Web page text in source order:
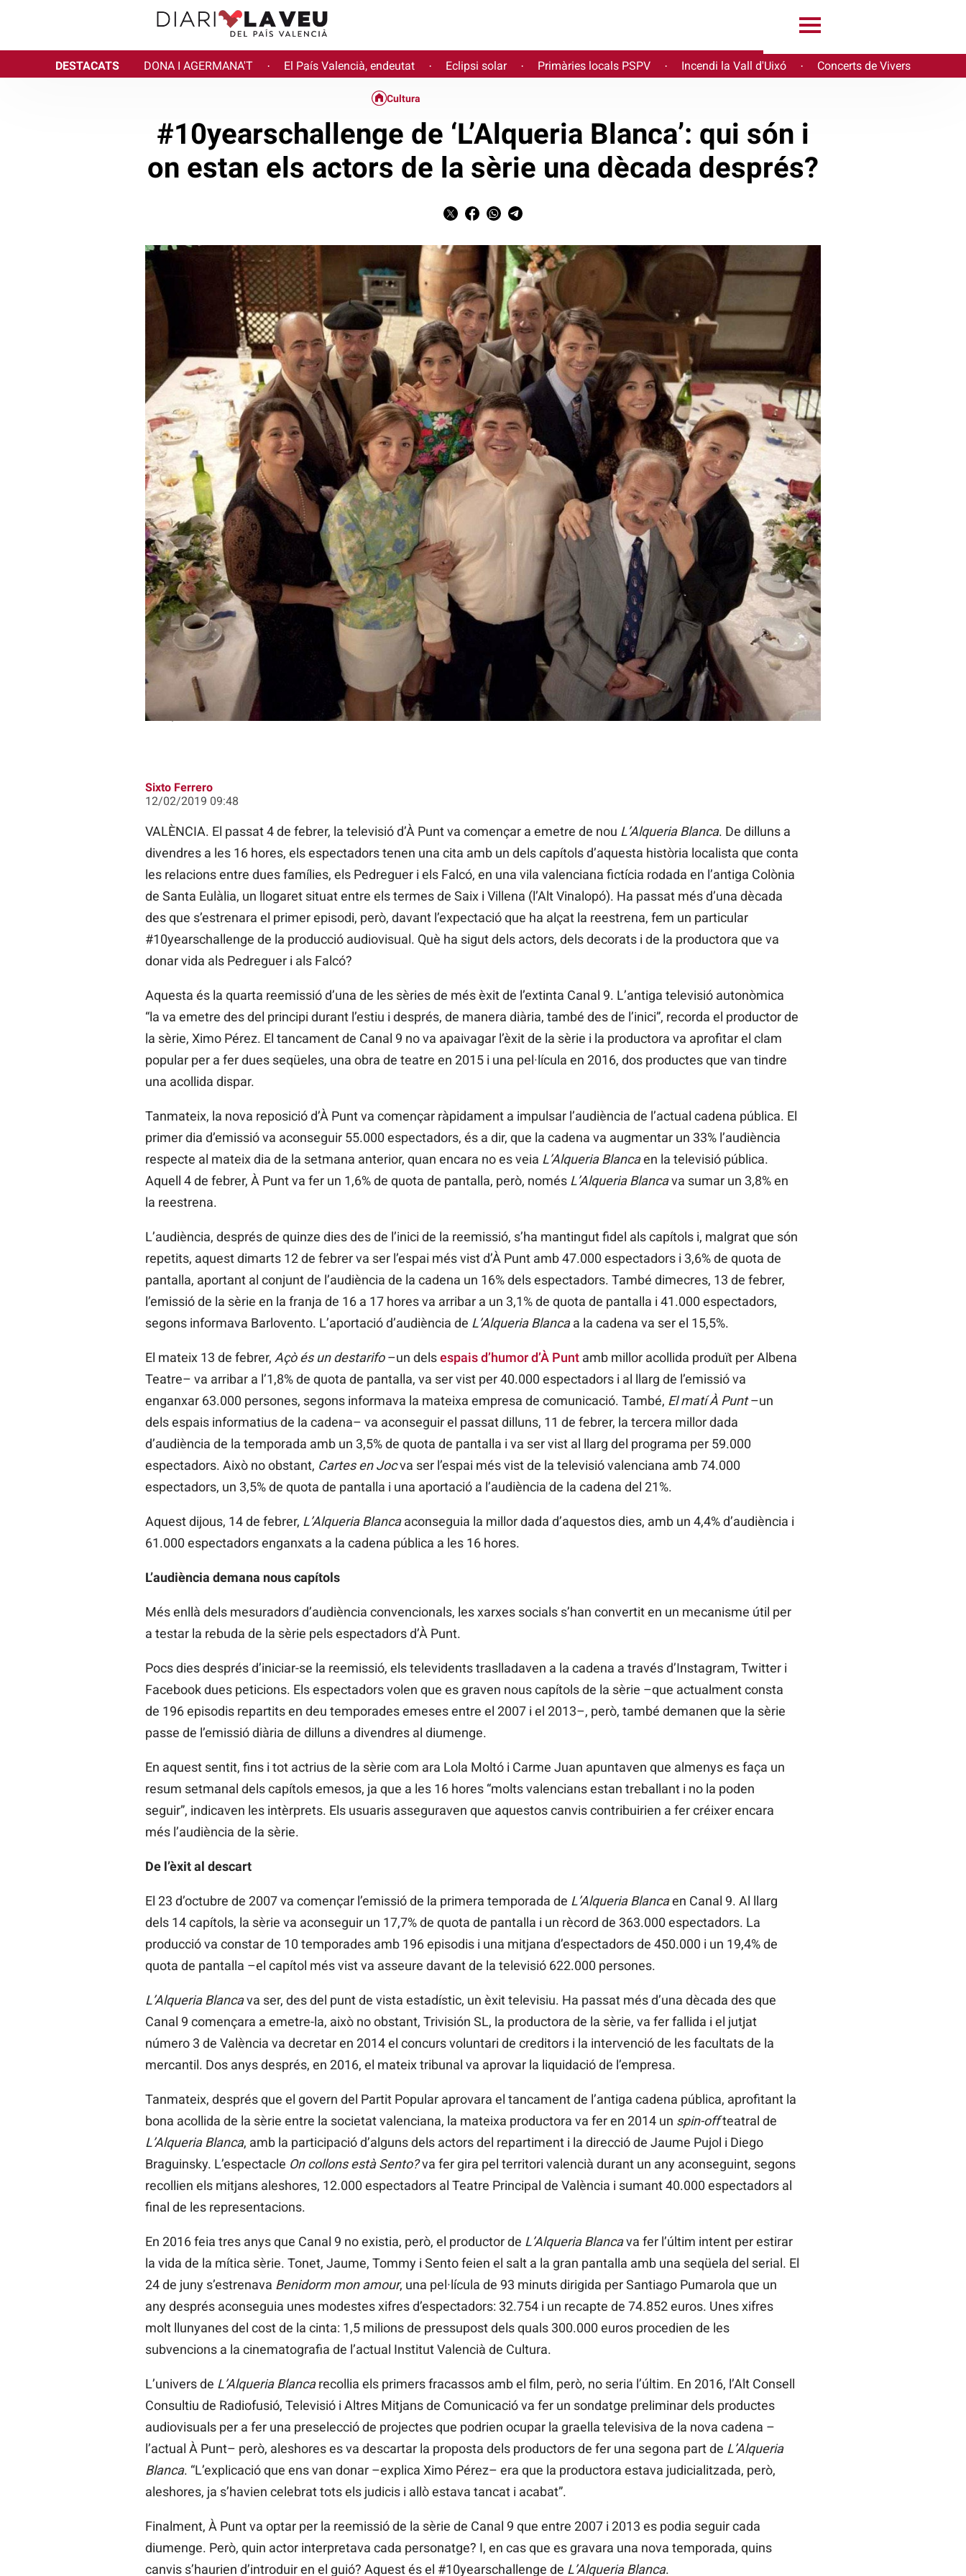
DESTACATS DONA I AGERMANA'T · El País Valencià, endeutat · Eclipsi solar · Primàries locals PSPV · Incendi la Vall d'Uixó · Concerts de Vivers
Els decorats exteriors de la sèrie s'han convertit en ruïnes i alguns actors treballen en l'actual cadena pública en altres produccions. /
L'ALQUERIA BLANCA
Cultura
#10yearschallenge de ‘L’Alqueria Blanca’: qui són i
on estan els actors de la sèrie una dècada després?
Sixto Ferrero
12/02/2019 09:48
VALÈNCIA. El passat 4 de febrer, la televisió d’À Punt va començar a emetre de nou L’Alqueria Blanca. De dilluns a
divendres a les 16 hores, els espectadors tenen una cita amb un dels capítols d’aquesta història localista que conta
les relacions entre dues famílies, els Pedreguer i els Falcó, en una vila valenciana fictícia rodada en l’antiga Colònia
de Santa Eulàlia, un llogaret situat entre els termes de Saix i Villena (l’Alt Vinalopó). Ha passat més d’una dècada
des que s’estrenara el primer episodi, però, davant l’expectació que ha alçat la reestrena, fem un particular
#10yearschallenge de la producció audiovisual. Què ha sigut dels actors, dels decorats i de la productora que va
donar vida als Pedreguer i als Falcó?
Aquesta és la quarta reemissió d’una de les sèries de més èxit de l’extinta Canal 9. L’antiga televisió autonòmica
“la va emetre des del principi durant l’estiu i després, de manera diària, també des de l’inici”, recorda el productor de
la sèrie, Ximo Pérez. El tancament de Canal 9 no va apaivagar l’èxit de la sèrie i la productora va aprofitar el clam
popular per a fer dues seqüeles, una obra de teatre en 2015 i una pel·lícula en 2016, dos productes que van tindre
una acollida dispar.
Tanmateix, la nova reposició d’À Punt va començar ràpidament a impulsar l’audiència de l’actual cadena pública. El
primer dia d’emissió va aconseguir 55.000 espectadors, és a dir, que la cadena va augmentar un 33% l’audiència
respecte al mateix dia de la setmana anterior, quan encara no es veia L’Alqueria Blancaen la televisió pública.
Aquell 4 de febrer, À Punt va fer un 1,6% de quota de pantalla, però, només L’Alqueria Blancava sumar un 3,8% en
la reestrena.
L’audiència, després de quinze dies des de l’inici de la reemissió, s’ha mantingut fidel als capítols i, malgrat que són
repetits, aquest dimarts 12 de febrer va ser l’espai més vist d’À Punt amb 47.000 espectadors i 3,6% de quota de
pantalla, aportant al conjunt de l’audiència de la cadena un 16% dels espectadors. També dimecres, 13 de febrer,
l’emissió de la sèrie en la franja de 16 a 17 hores va arribar a un 3,1% de quota de pantalla i 41.000 espectadors,
segons informava Barlovento. L’aportació d’audiència de L’Alqueria Blancaa la cadena va ser el 15,5%.
El mateix 13 de febrer, Açò és un destarifo–un delsespais d’humor d’À Puntamb millor acollida produït per Albena
Teatre– va arribar a l’1,8% de quota de pantalla, va ser vist per 40.000 espectadors i al llarg de l’emissió va
enganxar 63.000 persones, segons informava la mateixa empresa de comunicació. També, El matí À Punt–un
dels espais informatius de la cadena– va aconseguir el passat dilluns, 11 de febrer, la tercera millor dada
d’audiència de la temporada amb un 3,5% de quota de pantalla i va ser vist al llarg del programa per 59.000
espectadors. Això no obstant, Cartes en Jocva ser l’espai més vist de la televisió valenciana amb 74.000
espectadors, un 3,5% de quota de pantalla i una aportació a l’audiència de la cadena del 21%.
Aquest dijous, 14 de febrer, L’Alqueria Blancaaconseguia la millor dada d’aquestos dies, amb un 4,4% d’audiència i
61.000 espectadors enganxats a la cadena pública a les 16 hores.
L’audiència demana nous capítols
Més enllà dels mesuradors d’audiència convencionals, les xarxes socials s’han convertit en un mecanisme útil per
a testar la rebuda de la sèrie pels espectadors d’À Punt.
Pocs dies després d’iniciar-se la reemissió, els televidents traslladaven a la cadena a través d’Instagram, Twitter i
Facebook dues peticions. Els espectadors volen que es graven nous capítols de la sèrie –que actualment consta
de 196 episodis repartits en deu temporades emeses entre el 2007 i el 2013–, però, també demanen que la sèrie
passe de l’emissió diària de dilluns a divendres al diumenge.
En aquest sentit, fins i tot actrius de la sèrie com ara Lola Moltó i Carme Juan apuntaven que almenys es faça un
resum setmanal dels capítols emesos, ja que a les 16 hores “molts valencians estan treballant i no la poden
seguir”, indicaven les intèrprets. Els usuaris asseguraven que aquestos canvis contribuirien a fer créixer encara
més l’audiència de la sèrie.
De l’èxit al descart
El 23 d’octubre de 2007 va començar l’emissió de la primera temporada de L’Alqueria Blancaen Canal 9. Al llarg
dels 14 capítols, la sèrie va aconseguir un 17,7% de quota de pantalla i un rècord de 363.000 espectadors. La
producció va constar de 10 temporades amb 196 episodis i una mitjana d’espectadors de 450.000 i un 19,4% de
quota de pantalla –el capítol més vist va asseure davant de la televisió 622.000 persones.
L’Alqueria Blancava ser, des del punt de vista estadístic, un èxit televisiu. Ha passat més d’una dècada des que
Canal 9 començara a emetre-la, això no obstant, Trivisión SL, la productora de la sèrie, va fer fallida i el jutjat
número 3 de València va decretar en 2014 el concurs voluntari de creditors i la intervenció de les facultats de la
mercantil. Dos anys després, en 2016, el mateix tribunal va aprovar la liquidació de l’empresa.
Tanmateix, després que el govern del Partit Popular aprovara el tancament de l’antiga cadena pública, aprofitant la
bona acollida de la sèrie entre la societat valenciana, la mateixa productora va fer en 2014 un spin-offteatral de
L’Alqueria Blanca, amb la participació d’alguns dels actors del repartiment i la direcció de Jaume Pujol i Diego
Braguinsky. L’espectacle On collons està Sento?va fer gira pel territori valencià durant un any aconseguint, segons
recollien els mitjans aleshores, 12.000 espectadors al Teatre Principal de València i sumant 40.000 espectadors al
final de les representacions.
En 2016 feia tres anys que Canal 9 no existia, però, el productor de L’Alqueria Blancava fer l’últim intent per estirar
la vida de la mítica sèrie. Tonet, Jaume, Tommy i Sento feien el salt a la gran pantalla amb una seqüela del serial. El
24 de juny s’estrenava Benidorm mon amour, una pel·lícula de 93 minuts dirigida per Santiago Pumarola que un
any després aconseguia unes modestes xifres d’espectadors: 32.754 i un recapte de 74.852 euros. Unes xifres
molt llunyanes del cost de la cinta: 1,5 milions de pressupost dels quals 300.000 euros procedien de les
subvencions a la cinematografia de l’actual Institut Valencià de Cultura.
L’univers de L’Alqueria Blancarecollia els primers fracassos amb el film, però, no seria l’últim. En 2016, l’Alt Consell
Consultiu de Radiofusió, Televisió i Altres Mitjans de Comunicació va fer un sondatge preliminar dels productes
audiovisuals per a fer una preselecció de projectes que podrien ocupar la graella televisiva de la nova cadena –
l’actual À Punt– però, aleshores es va descartar la proposta dels productors de fer una segona part de L’Alqueria
Blanca. “L’explicació que ens van donar –explica Ximo Pérez– era que la productora estava judicialitzada, però,
aleshores, ja s’havien celebrat tots els judicis i allò estava tancat i acabat”.
Finalment, À Punt va optar per la reemissió de la sèrie de Canal 9 que entre 2007 i 2013 es podia seguir cada
diumenge. Però, quin actor interpretava cada personatge? I, en cas que es gravara una nova temporada, quins
canvis s’haurien d’introduir en el guió? Aquest és el #10yearschallenge de L’Alqueria Blanca.